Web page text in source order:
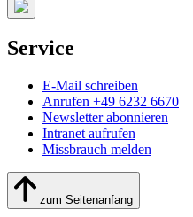
Service
E-Mail schreiben
Anrufen +49 6232 6670
Newsletter abonnieren
Intranet aufrufen
Missbrauch melden
zum Seitenanfang